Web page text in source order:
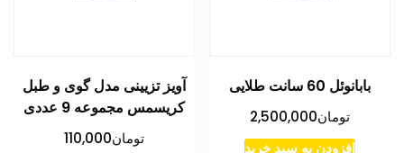
بابانوئل 60 سانت طلایی
تومان2,500,000
افزودن به سبد خرید
آویز تزیینی مدل گوی و طبل
کریسمس مجموعه 9 عددی
تومان110,000